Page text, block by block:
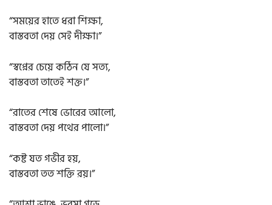
“সময়ের হাতে ধরা শিক্ষা,
বাস্তবতা দেয় সেই দীক্ষা।”
“স্বপ্নের চেয়ে কঠিন যে সত্য,
বাস্তবতা তাতেই শক্ত।”
“রাতের শেষে ভোরের আলো,
বাস্তবতা দেয় পথের পালো।”
“কষ্ট যত গভীর হয়,
বাস্তবতা তত শক্তি রয়।”